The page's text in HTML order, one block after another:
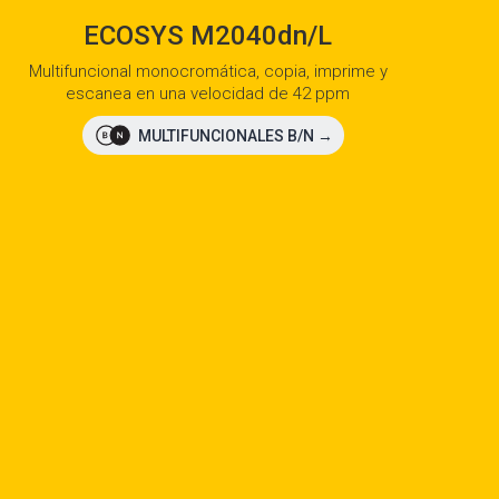
TASKalfa 2553ci
Dispositivo a color, A3/A4 de hasta 25 ppm
perfecta para grupos de trabajo mediano
MULTIFUNCIONALES COLOR →